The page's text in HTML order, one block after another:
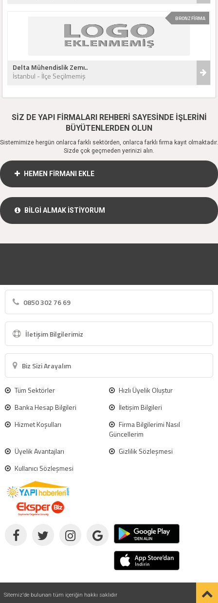
BRONZ FİRMA
Delta Mühendislik Zemı..
İstanbul - İlçe Seçilmemiş
SİZ DE YAPI FİRMALARI REHBERİ SAYESİNDE İŞLERİNİ
BÜYÜTENLERDEN OLUN
Sistemimize hergün onlarca farklı sektörden, onlarca farklı firma kayıt olmaktadır.
Sizde çok geçmeden yerinizi alın.
HEMEN FİRMANI EKLE
BİLGİ ALMAK İSTİYORUM
0850 302 76 69
İletişim Bilgilerimiz
Biz Sizi Arayalım
Tüm Sektörler
Hızlı Üyelik Oluştur
Banka Hesap Bilgileri
İletişim Bilgileri
Hizmet Koşulları
Firma Bilgilerimi Nasıl
Güncellerim
Üyelik Avantajları
Gizlilik Sözleşmesi
Kullanıcı Sözleşmesi
Sitemiz'de bulunan tüm içeriğin hakkı saklıdır